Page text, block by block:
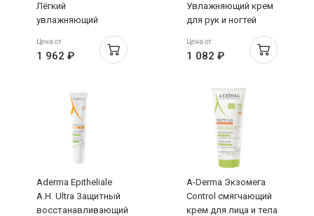
Лёгкий
увлажняющий
дерматологический
крем для хрупкой
кожи 40мл
Цена от
1 962 ₽
Увлажняющий крем
для рук и ногтей
Цена от
1 082 ₽
Aderma Epitheliale
A.H. Ultra Защитный
восстанавливающий
A-Derma Экзомега
Control смягчающий
крем для лица и тела